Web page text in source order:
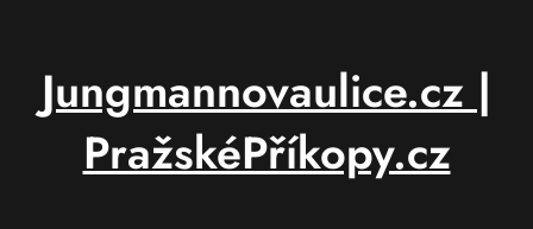
Jungmannovaulice.cz |
PražskéPříkopy.cz